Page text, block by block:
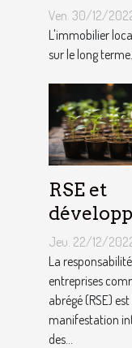
Ven. 30/12/
L'immobilier
sur le long
RSE et
durable :
un
ce profil
Jeu. 22/12/
La
entreprises
abrégé (RSE) est
manifestation
des...